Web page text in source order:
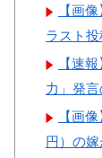
女ｗｗｗ
Powered by
【画
ラスト
【速
力」発
【画
円）の